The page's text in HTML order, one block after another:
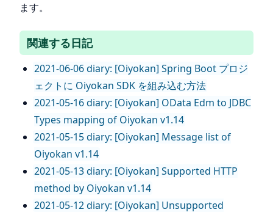
ます。
関連する日記
2021-06-06 diary: [Oiyokan] Spring Boot プロジ
ェクトに Oiyokan SDK を組み込む方法
2021-05-16 diary: [Oiyokan] OData Edm to JDBC
Types mapping of Oiyokan v1.14
2021-05-15 diary: [Oiyokan] Message list of
Oiyokan v1.14
2021-05-13 diary: [Oiyokan] Supported HTTP
method by Oiyokan v1.14
2021-05-12 diary: [Oiyokan] Unsupported